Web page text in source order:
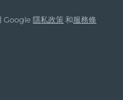
Google隱私政策 和服務條